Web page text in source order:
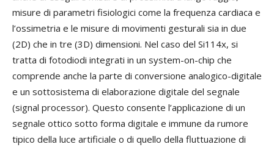
misure di parametri fisiologici come la frequenza cardiaca e
l’ossimetria e le misure di movimenti gesturali sia in due
(2D) che in tre (3D) dimensioni. Nel caso del Si114x, si
tratta di fotodiodi integrati in un system-on-chip che
comprende anche la parte di conversione analogico-digitale
e un sottosistema di elaborazione digitale del segnale
(signal processor). Questo consente l’applicazione di un
segnale ottico sotto forma digitale e immune da rumore
tipico della luce artificiale o di quello della fluttuazione di